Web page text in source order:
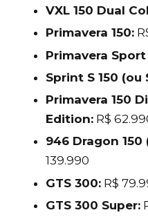
VXL 150 Dual
Primavera 150:
Primavera Sport
Sprint S 150 (ou
Primavera 150
Edition: R$
946 Dragon
139.990
GTS 300: R$
GTS 300 Super: